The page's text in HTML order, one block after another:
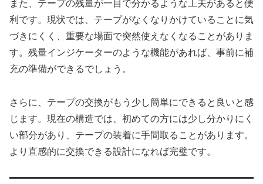
また、テープの残量が一目で分かるような工夫があると便
利です。現状では、テープがなくなりかけていることに気
づきにくく、重要な場面で突然使えなくなることがありま
す。残量インジケーターのような機能があれば、事前に補
充の準備ができるでしょう。
さらに、テープの交換がもう少し簡単にできると良いと感
じます。現在の構造では、初めての方には少し分かりにく
い部分があり、テープの装着に手間取ることがあります。
より直感的に交換できる設計になれば完璧です。